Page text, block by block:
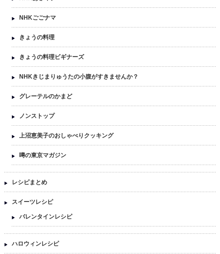
NHKごごナマ
きょうの料理
きょうの料理ビギナーズ
NHKきじまりゅうたの小腹がすきませんか？
グレーテルのかまど
ノンストップ
上沼恵美子のおしゃべりクッキング
噂の東京マガジン
レシピまとめ
スイーツレシピ
バレンタインレシピ
ハロウィンレシピ